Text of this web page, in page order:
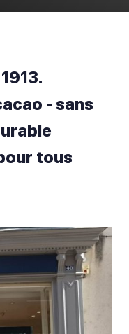
- sans
tous